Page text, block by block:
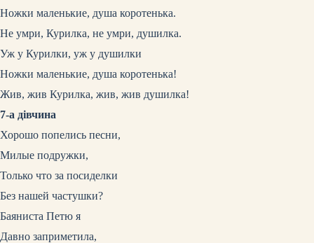
Ножки маленькие, душа коротенька.
Не умри, Курилка, не умри, душилка.
Уж у Курилки, уж у душилки
Ножки маленькие, душа коротенька!
Жив, жив Курилка, жив, жив душилка!
7-а дівчина
Хорошо попелись песни,
Милые подружки,
Только что за посиделки
Без нашей частушки?
Баяниста Петю я
Давно заприметила,